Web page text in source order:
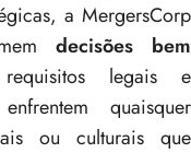
a MergersCorp
decisões bem
legais e
quaisquer
ou culturais que